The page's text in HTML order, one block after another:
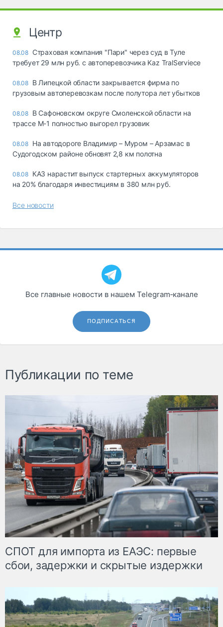
Центр
08.08 Страховая компания "Пари" через суд в Туле
требует 29 млн руб. с автоперевозчика Kaz TralServiece
08.08 В Липецкой области закрывается фирма по
грузовым автоперевозкам после полутора лет убытков
08.08 В Сафоновском округе Смоленской области на
трассе М-1 полностью выгорел грузовик
08.08 На автодороге Владимир – Муром – Арзамас в
Судогодском районе обновят 2,8 км полотна
08.08 КАЗ нарастит выпуск стартерных аккумуляторов
на 20% благодаря инвестициям в 380 млн руб.
Все новости
Все главные новости в нашем Telegram‑канале
ПОДПИСАТЬСЯ
Публикации по теме
СПОТ для импорта из ЕАЭС: первые
сбои, задержки и скрытые издержки